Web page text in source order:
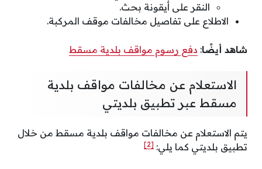
النقر على أيقونة بحث.
الاطلاع على تفاصيل مخالفات موقف المركبة.
شاهد أيضًا: دفع رسوم مواقف بلدية مسقط
الاستعلام عن مخالفات مواقف بلدية
مسقط عبر تطبيق بلديتي
يتم الاستعلام عن مخالفات مواقف بلدية مسقط من خلال
تطبيق بلديتي كما يلي: [2]